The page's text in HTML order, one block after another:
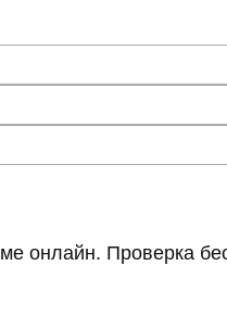
онлайн. Проверка